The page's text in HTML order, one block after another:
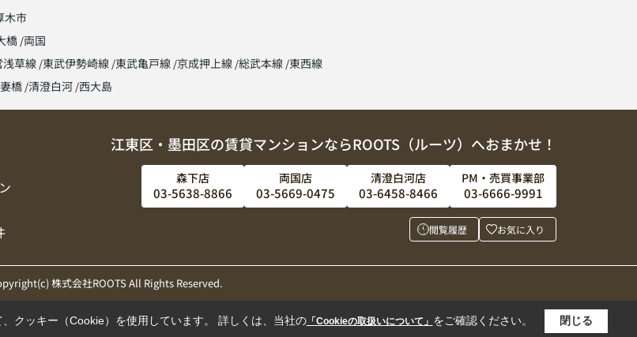
木市
橋 両国
浅草線 東武伊勢崎線 東武亀戸線 京成押上線 総武本線 東西線
橋 清澄白河 西大島
江東区・墨田区の賃貸マンションならROOTS（ルーツ）へおまかせ！
森下店
03-5638-8866
両国店
03-5669-0475
清澄白河店
03-6458-8466
PM・売買事業部
03-6666-9991
閲覧履歴 お気に入り
株式会社ROOTS All Rights Reserved.
クッキー（Cookie）を使用しています。 詳しくは、当社の「Cookieの取扱いについて」 をご確認ください。 閉じる